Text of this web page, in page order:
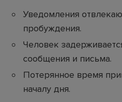
Уведомления
пробуждения.
Человек
сообщения и письма.
Потерянное время
началу дня.